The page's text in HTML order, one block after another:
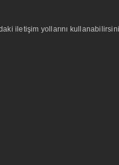
iletişim yollarını